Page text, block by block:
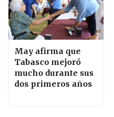
May afirma que
Tabasco mejoró
mucho durante sus
dos primeros años